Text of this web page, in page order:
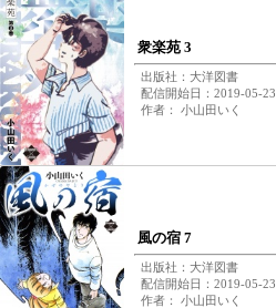
衆楽苑 3
出版社：大洋図書
配信開始日：2019-05-23
作者： 小山田いく
風の宿 7
出版社：大洋図書
配信開始日：2019-05-23
作者： 小山田いく